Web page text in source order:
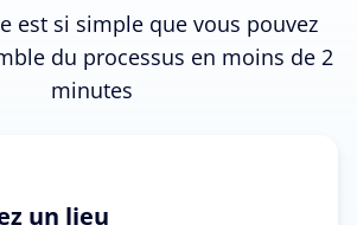
est si simple que vous pouvez
du processus en moins de 2
minutes
un lieu